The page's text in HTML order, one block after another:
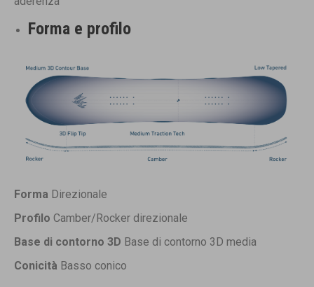
Forma e profilo
Forma Direzionale
Profilo Camber/Rocker direzionale
Base di contorno 3D Base di contorno 3D media
Conicità Basso conico